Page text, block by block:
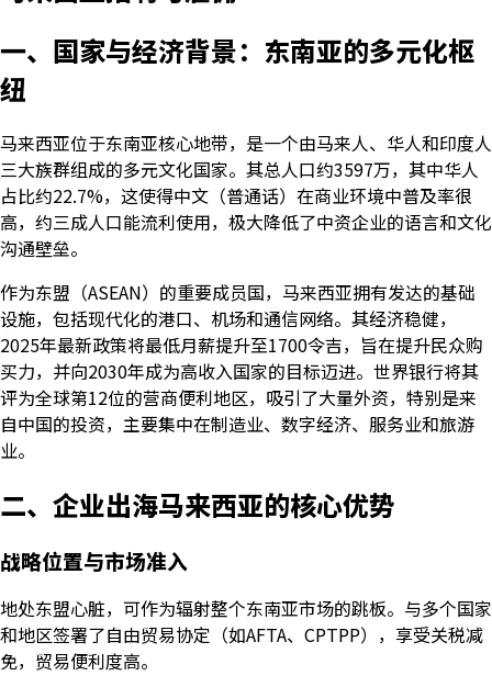
一、国家与经济背景：东南亚的多元化枢
纽
马来西亚位于东南亚核心地带，是一个由马来人、华人和印度人
三大族群组成的多元文化国家。其总人口约3597万，其中华人
占比约22.7%，这使得中文（普通话）在商业环境中普及率很
高，约三成人口能流利使用，极大降低了中资企业的语言和文化
沟通壁垒。
作为东盟（ASEAN）的重要成员国，马来西亚拥有发达的基础
设施，包括现代化的港口、机场和通信网络。其经济稳健，
2025年最新政策将最低月薪提升至1700令吉，旨在提升民众购
买力，并向2030年成为高收入国家的目标迈进。世界银行将其
评为全球第12位的营商便利地区，吸引了大量外资，特别是来
自中国的投资，主要集中在制造业、数字经济、服务业和旅游
业。
二、企业出海马来西亚的核心优势
战略位置与市场准入
地处东盟心脏，可作为辐射整个东南亚市场的跳板。与多个国家
和地区签署了自由贸易协定（如AFTA、CPTPP），享受关税减
免，贸易便利度高。